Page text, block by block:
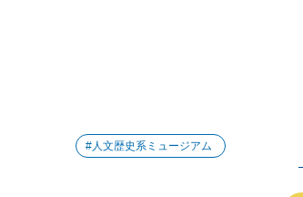
#人文歴史系ミュージアム